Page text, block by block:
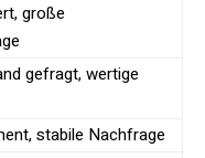
große
gefragt, wertige
stabile Nachfrage